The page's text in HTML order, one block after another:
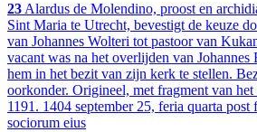
23Alardus de Molendino, proost en
Sint Maria te Utrecht, bevestigt de keuze
van Johannes Wolteri tot pastoor van
vacant was na het overlijden van
hem in het bezit van zijn kerk te stellen.
oorkonder. Origineel, met fragment van
1191. 1404 september 25, feria quarta
sociorum eius